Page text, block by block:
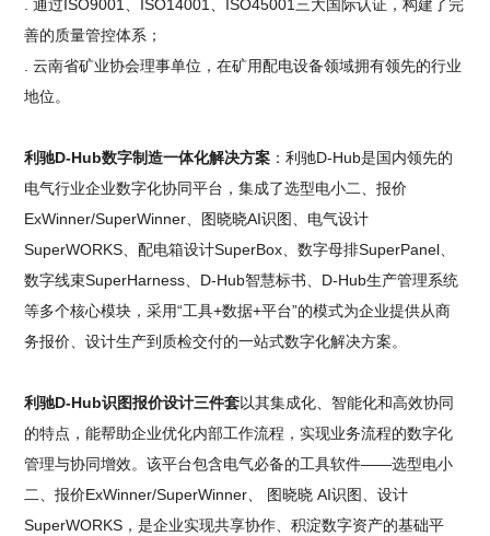
. 通过ISO9001、ISO14001、ISO45001三大国际认证，构建了完
善的质量管控体系；
. 云南省矿业协会理事单位，在矿用配电设备领域拥有领先的行业
地位。
利驰D-Hub数字制造一体化解决方案 ：利驰D-Hub是国内领先的
电气行业企业数字化协同平台，集成了选型电小二、报价
ExWinner/SuperWinner、图晓晓AI识图、电气设计
SuperWORKS、配电箱设计SuperBox、数字母排SuperPanel、
数字线束SuperHarness、D-Hub智慧标书、D-Hub生产管理系统
等多个核心模块，采用“工具+数据+平台”的模式为企业提供从商
务报价、设计生产到质检交付的一站式数字化解决方案。
利驰D-Hub识图报价设计三件套以其集成化、智能化和高效协同
的特点，能帮助企业优化内部工作流程，实现业务流程的数字化
管理与协同增效。该平台包含电气必备的工具软件——选型电小
二、报价ExWinner/SuperWinner、 图晓晓 AI识图、设计
SuperWORKS，是企业实现共享协作、积淀数字资产的基础平